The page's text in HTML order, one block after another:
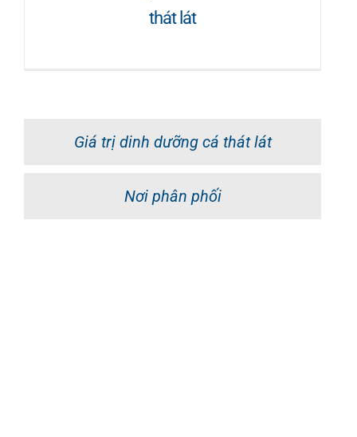
thát lát
Giá trị dinh dưỡng cá thát lát
Nơi phân phối